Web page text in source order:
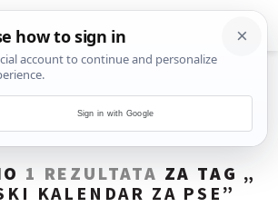
1 REZULTATA ZA TAG „
KALENDAR ZA PSE ”
Sign in with Google